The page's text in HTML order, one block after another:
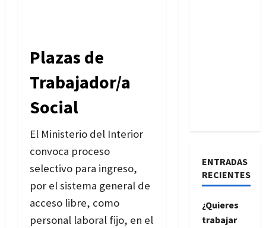
Plazas de
Trabajador/a
Social
El Ministerio del Interior
convoca proceso
selectivo para ingreso,
por el sistema general de
acceso libre, como
personal laboral fijo, en el
ENTRADAS
RECIENTES
¿Quieres
trabajar